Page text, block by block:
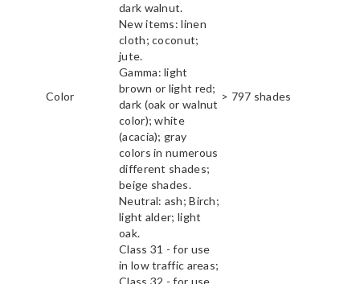
Color
dark walnut.
New items: linen
cloth; coconut;
jute.
Gamma: light
brown or light red;
dark (oak or walnut
color); white
(acacia); gray
colors in numerous
different shades;
beige shades.
Neutral: ash; Birch;
light alder; light
oak.
> 797 shades
Class 31 - for use
in low traffic areas;